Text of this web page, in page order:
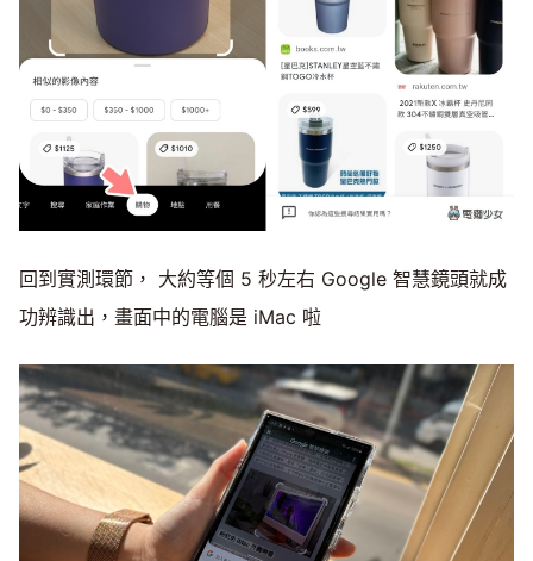
回到實測環節， 大約等個 5 秒左右 Google 智慧鏡頭就成
功辨識出，畫面中的電腦是 iMac 啦